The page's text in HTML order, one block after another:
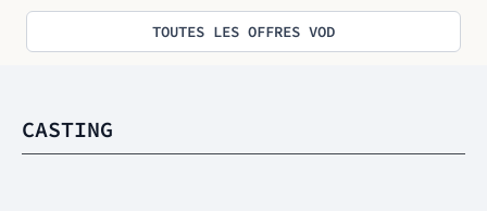
TOUTES LES OFFRES VOD
CASTING